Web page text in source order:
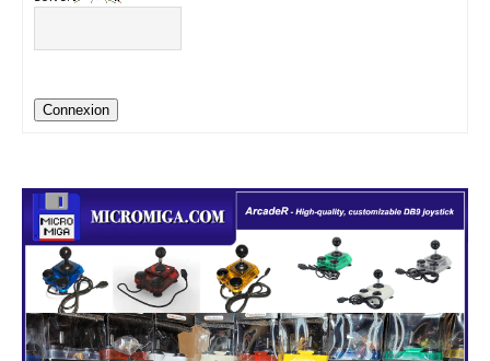
Connexion